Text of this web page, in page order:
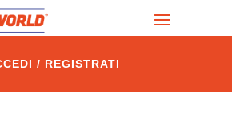
/ REGISTRATI